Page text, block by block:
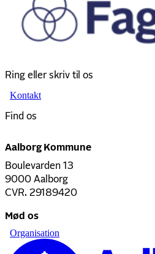
Ring eller skriv til os
Kontakt
Find os
Aalborg Kommune
Boulevarden 13
9000 Aalborg
CVR. 29189420
Mød os
Organisation